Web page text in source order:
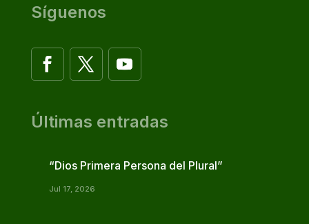
Síguenos
Últimas entradas
“Dios Primera Persona del Plural”
Jul 17, 2026